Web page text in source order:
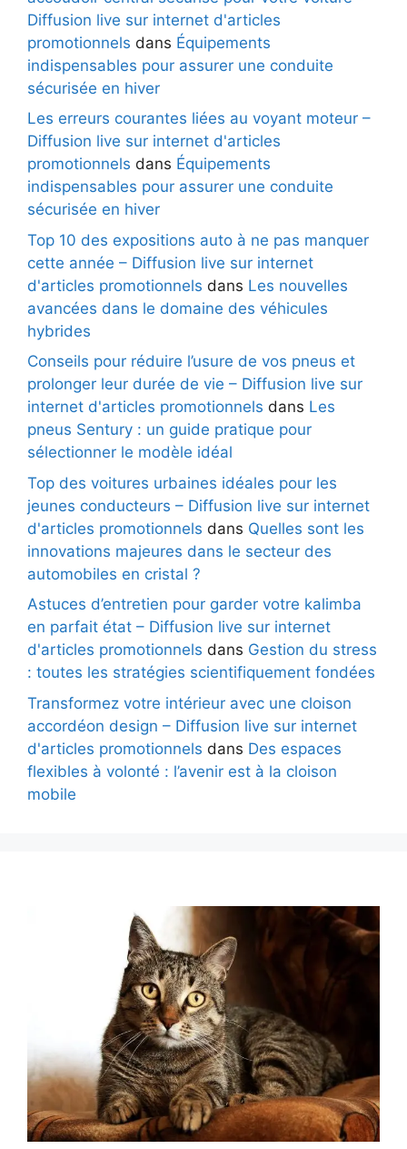
Diffusion live sur internet d'articles
promotionnels dans Équipements
indispensables pour assurer une conduite
sécurisée en hiver
Les erreurs courantes liées au voyant moteur –
Diffusion live sur internet d'articles
promotionnels dans Équipements
indispensables pour assurer une conduite
sécurisée en hiver
Top 10 des expositions auto à ne pas manquer
cette année – Diffusion live sur internet
d'articles promotionnels dans Les nouvelles
avancées dans le domaine des véhicules
hybrides
Conseils pour réduire l’usure de vos pneus et
prolonger leur durée de vie – Diffusion live sur
internet d'articles promotionnels dans Les
pneus Sentury : un guide pratique pour
sélectionner le modèle idéal
Top des voitures urbaines idéales pour les
jeunes conducteurs – Diffusion live sur internet
d'articles promotionnels dans Quelles sont les
innovations majeures dans le secteur des
automobiles en cristal ?
Astuces d’entretien pour garder votre kalimba
en parfait état – Diffusion live sur internet
d'articles promotionnels dans Gestion du stress
: toutes les stratégies scientifiquement fondées
Transformez votre intérieur avec une cloison
accordéon design – Diffusion live sur internet
d'articles promotionnels dans Des espaces
flexibles à volonté : l’avenir est à la cloison
mobile